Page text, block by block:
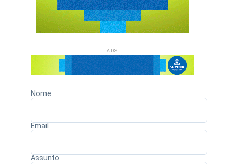
ADS
Nome
Email
Assunto